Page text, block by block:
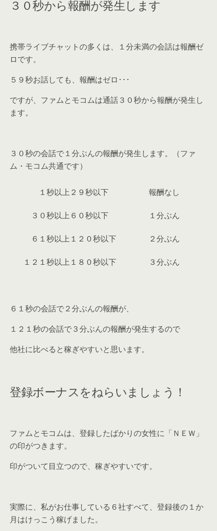
３０秒から報酬が発生します
携帯ライブチャットの多くは、１分未満の会話は報酬ゼ
ロです。
５９秒お話しても、報酬はゼロ･･･
ですが、 ファムとモコムは通話３０秒から報酬が発生し
ます。
３０秒の会話で１分ぶんの報酬が発生します。（ファ
ム・モコム共通です）
１秒以上２９秒以下 報酬なし
３０秒以上 ６０秒以下 １分ぶん
６１秒以上１２０秒以下 ２分ぶん
１２１秒以上１８０秒以下 ３分ぶん
６１秒の会話で２分ぶんの報酬が、
１２１秒の会話で３分ぶんの報酬が発生するので
他社に比べると稼ぎやすいと思います。
登録ボーナスをねらいましょう！
ファムとモコムは、登録したばかりの女性に 「ＮＥＷ」
の印がつきます。
印がついて目立つので、稼ぎやすいです。
実際に、私がお仕事している６社すべて、 登録後の１か
月はけっこう稼げました。